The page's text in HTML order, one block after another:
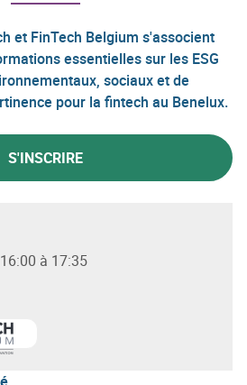
et FinTech Belgium s'associent
essentielles sur les ESG
sociaux et de
pour la fintech au Benelux.
S'INSCRIRE
à 17:35